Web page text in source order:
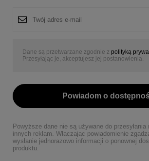
Dane są przetwarzane zgodnie z polityką
Przesyłając je, akceptujesz jej postanowienia.
Powiadom o
Powyższe dane nie są używane do przesyłania
innych reklam. Włączając powiadomienie
wysłanie jednorazowo informacji o ponownej
produktu.